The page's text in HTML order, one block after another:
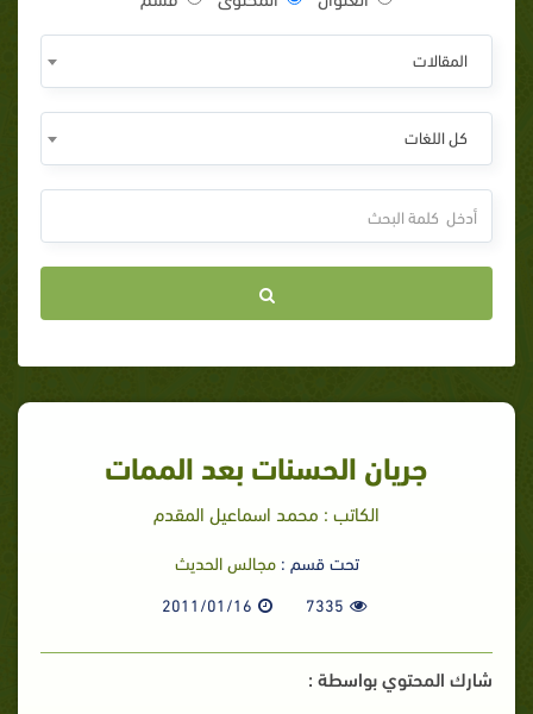
المقالات
كل اللغات
جريان الحسنات بعد الممات
الكاتب : محمد اسماعيل المقدم
تحت قسم :مجالس الحديث
7335
2011/01/16
شارك المحتوي بواسطة :